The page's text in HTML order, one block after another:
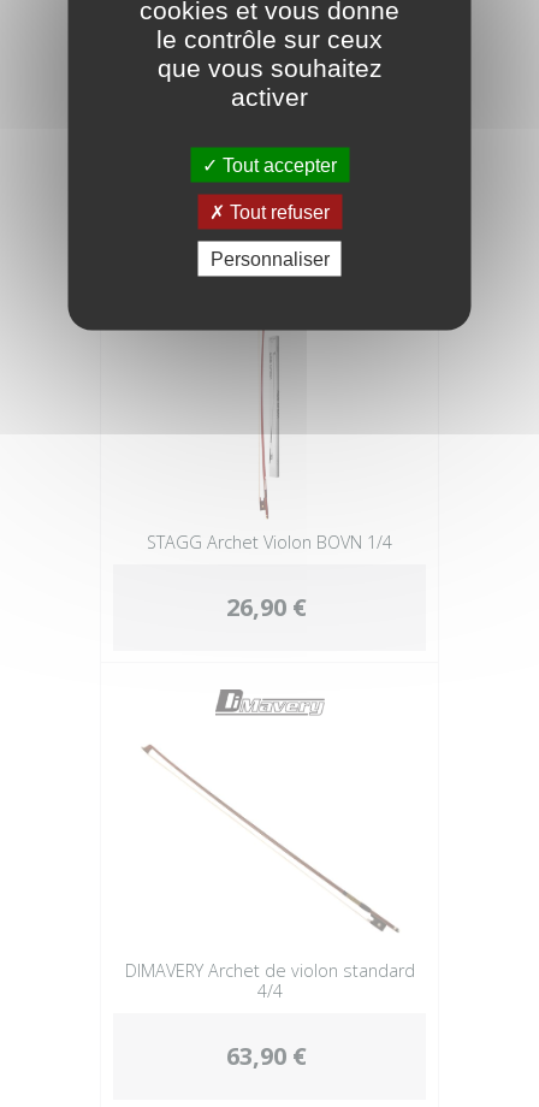
DIMAVERY Archet de contrebasse , hg,
français
105,91 €
STAGG Archet Violon BOVN 1/4
26,90 €
DIMAVERY Archet de violon standard
4/4
63,90 €
cookies et vous donne
le contrôle sur ceux
que vous souhaitez
activer
Tout accepter
Tout refuser
Personnaliser